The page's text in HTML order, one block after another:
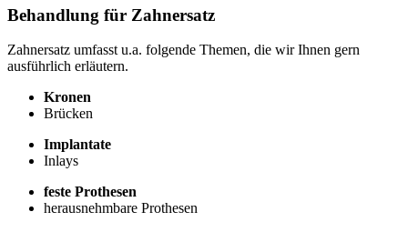
Behandlung für Zahnersatz
Zahnersatz umfasst u.a. folgende Themen, die wir Ihnen gern
ausführlich erläutern.
Kronen
Brücken
Implantate
Inlays
feste Prothesen
herausnehmbare Prothesen